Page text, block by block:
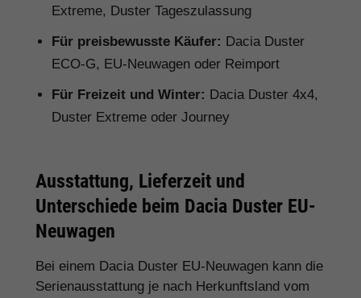
Extreme, Duster Tageszulassung
Für preisbewusste Käufer: Dacia Duster
ECO-G, EU-Neuwagen oder Reimport
Für Freizeit und Winter: Dacia Duster 4x4,
Duster Extreme oder Journey
Ausstattung, Lieferzeit und
Unterschiede beim Dacia Duster EU-
Neuwagen
Bei einem Dacia Duster EU-Neuwagen kann die
Serienausstattung je nach Herkunftsland vom